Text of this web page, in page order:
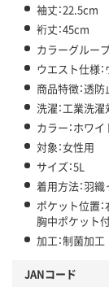
袖丈：22.5cm
裄丈：45cm
カラーグルー
ウエスト仕様
商品特徴：透
洗濯：工業洗濯
カラー：ホワ
対象：女性用
サイズ：5L
着用方法：羽
ポケット位置
胸中ポケット
加工：制菌加工
JANコード